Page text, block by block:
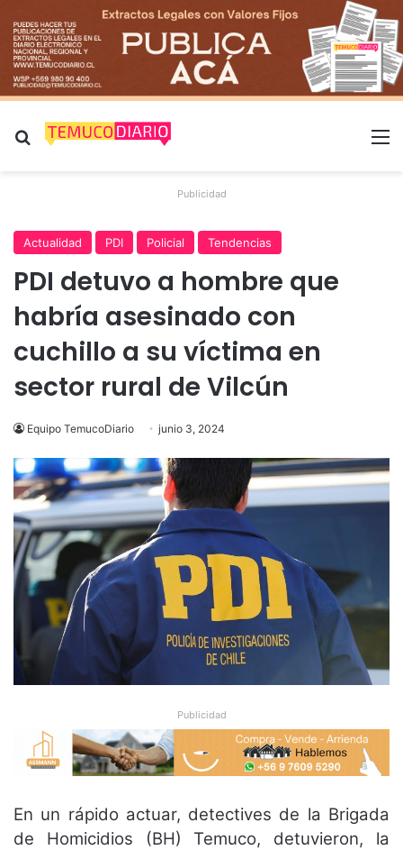
Buscar por
Publicidad
Actualidad PDI Policial Tendencias
PDI detuvo a hombre que
habría asesinado con
cuchillo a su víctima en
sector rural de Vilcún
Equipo TemucoDiario junio 3, 2024
Publicidad
En un rápido actuar, detectives de la Brigada
de Homicidios (BH) Temuco, detuvieron, la